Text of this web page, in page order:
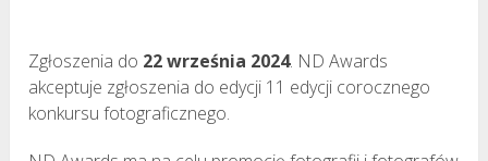
Zgłoszenia do 22 września 2024. ND Awards
akceptuje zgłoszenia do edycji 11 edycji corocznego
konkursu fotograficznego.